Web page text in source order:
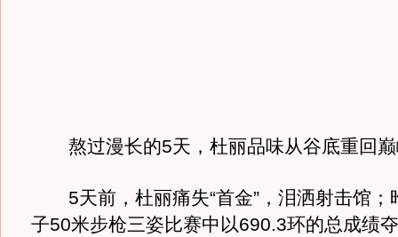
熬过漫长的5天，杜丽品味从谷底重回巅
5天前，杜丽痛失“首金”，泪洒射击馆；
子50米步枪三姿比赛中以690.3环的总成绩